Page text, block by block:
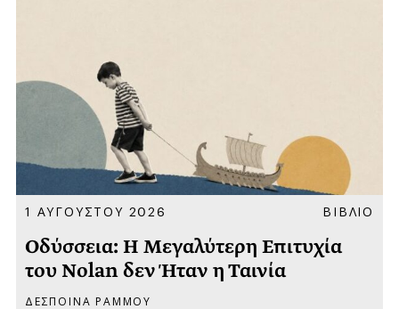
1 ΑΥΓΟΥΣΤΟΥ 2026 ΒΙΒΛΙΟ
Οδύσσεια: Η Μεγαλύτερη Επιτυχία
του Nolan δεν Ήταν η Ταινία
ΔΕΣΠΟΙΝΑ ΡΑΜΜΟΥ